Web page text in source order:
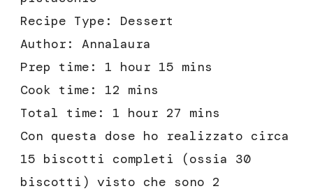
Recipe Type : Dessert
Author: Annalaura
Prep time: 1 hour 15 mins
Cook time: 12 mins
Total time: 1 hour 27 mins
Con questa dose ho realizzato circa
15 biscotti completi (ossia 30
biscotti) visto che sono 2